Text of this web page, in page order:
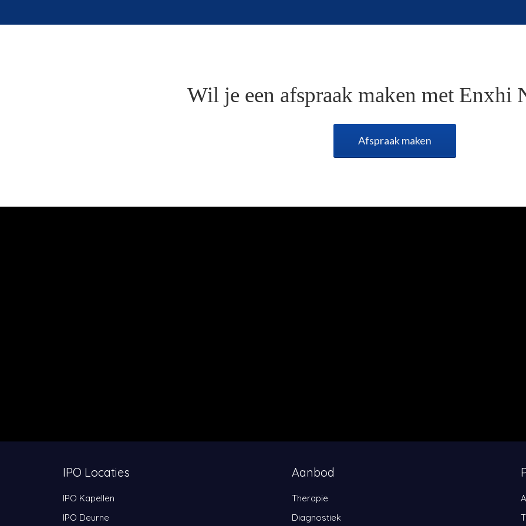
Wil je een afspraak maken met Enxhi
Afspraak maken
IPO Locaties
IPO Kapellen
IPO Deurne
Aanbod
Therapie
Diagnostiek